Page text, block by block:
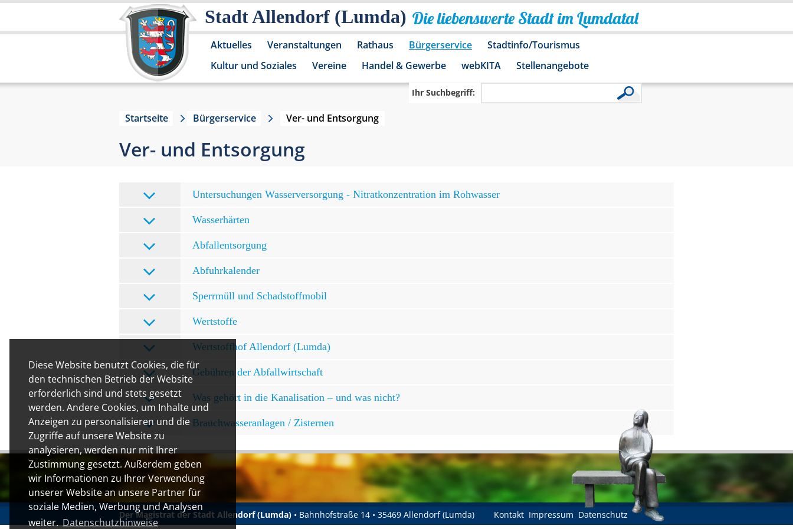
Diese Website benutzt Cookies, die für
den technischen Betrieb der Website
erforderlich sind und stets gesetzt
werden. Andere Cookies, um Inhalte und
Anzeigen zu personalisieren und die
Zugriffe auf unsere Website zu
analysieren, werden nur mit Ihrer
Zustimmung gesetzt. Außerdem geben
wir Informationen zu Ihrer Verwendung
unserer Website an unsere Partner für
soziale Medien, Werbung und Analysen
weiter.Datenschutzhinweise
Stadt Allendorf (Lumda) Die liebenswerte Stadt im Lumdatal
Aktuelles Veranstaltungen Rathaus Bürgerservice
Stadtinfo/Tourismus
Kultur und Soziales
Vereine Handel & Gewerbe webKITA Stellenangebote
Ihr Suchbegriff:
Startseite Bürgerservice Ver- und Entsorgung
Ver- und Entsorgung
Untersuchungen Wasserversorgung - Nitratkonzentration im Rohwasser
Wasserhärten
Abfallentsorgung
Abfuhrkalender
Sperrmüll und Schadstoffmobil
Wertstoffe
Wertstoffhof Allendorf (Lumda)
Gebühren der Abfallwirtschaft
Was gehört in die Kanalisation – und was nicht?
Brauchwasseranlagen / Zisternen
Der Magistrat der Stadt Allendorf (Lumda) • Bahnhofstraße 14 • 35469 Allendorf (Lumda) Kontakt Impressum Datenschutz